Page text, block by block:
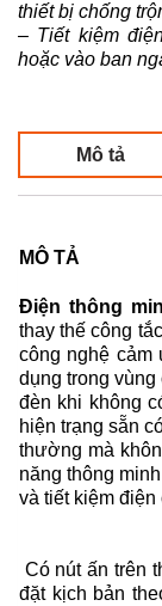
thiết bị chống
– Tiết kiệm
hoặc vào ban
Mô tả
MÔ TẢ
Điện thông
thay thế công
công nghệ
dụng trong
đèn khi không
hiện trạng sẵn
thường mà
năng thông
và tiết kiệm
Có nút ấn trên
đặt kịch bản